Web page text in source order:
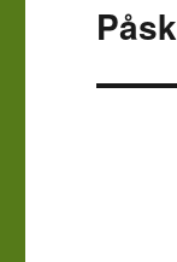
Påsk